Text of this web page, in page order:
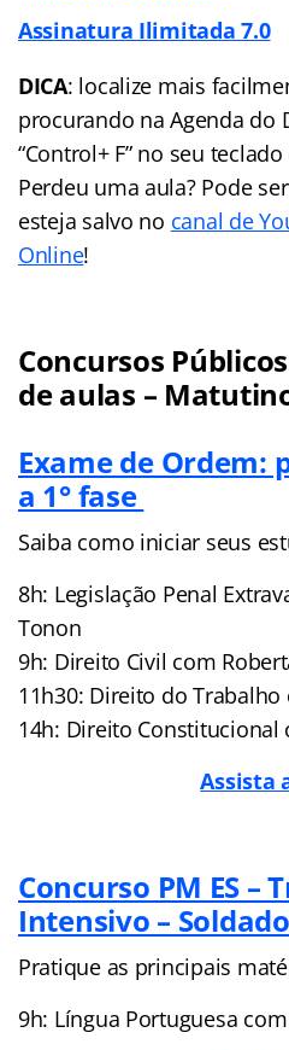
Assinatura Ilimitada 7.0
DICA: localize mais
procurando na Agenda do
“Control+ F” no seu
Perdeu uma aula? Pode
esteja salvo no canal de
Online!
Concursos
de aulas –
Exame de Ordem:
a 1° fase
Saiba como iniciar seus
8h: Legislação Penal
Tonon
9h: Direito Civil com
11h30: Direito do Trabalho
14h: Direito Constitucional
Assista
Concurso PM ES –
Intensivo –
Pratique as principais
9h: Língua Portuguesa